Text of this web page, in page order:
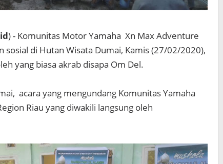
) - Komunitas Motor Yamaha Xn Max Adventure
sosial di Hutan Wisata Dumai, Kamis (27/02/2020),
yang biasa akrab disapa Om Del.
acara yang mengundang Komunitas Yamaha
Riau yang diwakili langsung oleh